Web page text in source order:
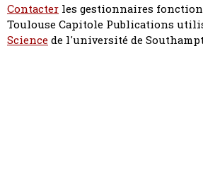
Contacter les gestionnaires
Toulouse Capitole Publications
Sciencede l'université de